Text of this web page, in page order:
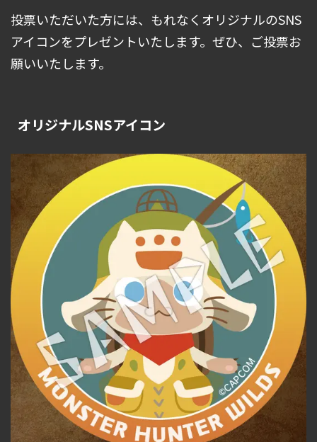
投票いただいた方には、もれなくオリジナルのSNS
アイコンをプレゼントいたします。ぜひ、ご投票お
願いいたします。
オリジナルSNSアイコン